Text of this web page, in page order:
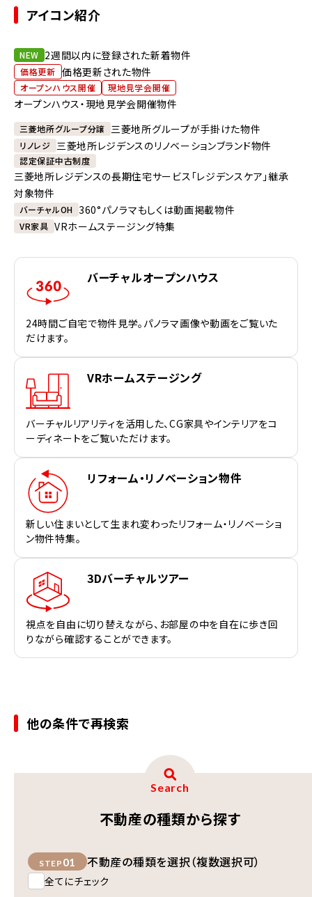
アイコン紹介
NEW 2週間以内に登録された新着物件
価格更新 価格更新された物件
オープンハウス開催 現地見学会開催
オープンハウス・現地見学会開催物件
三菱地所グループ分譲 三菱地所グループが手掛けた物件
リノレジ 三菱地所レジデンスのリノベーションブランド物件
認定保証中古制度
三菱地所レジデンスの長期住宅サービス「レジデンスケア」継承
対象物件
バーチャルOH 360°パノラマもしくは動画掲載物件
VR家具 VRホームステージング特集
バーチャルオープンハウス
24時間ご自宅で物件見学。パノラマ画像や動画をご覧いた
だけます。
VRホームステージング
バーチャルリアリティを活用した、CG家具やインテリアをコ
ーディネートをご覧いただけます。
リフォーム・リノベーション物件
新しい住まいとして生まれ変わったリフォーム・リノベーショ
ン物件特集。
3Dバーチャルツアー
視点を自由に切り替えながら、お部屋の中を自在に歩き回
りながら確認することができます。
他の条件で再検索
Search
不動産の種類から探す
STEP 01 不動産の種類を選択（複数選択可）
全てにチェック